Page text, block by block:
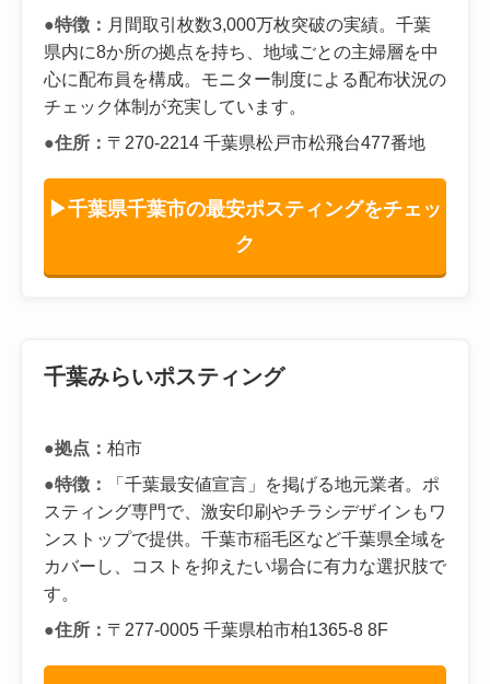
●特徴： 月間取引枚数3,000万枚突破の実績。千葉
県内に8か所の拠点を持ち、地域ごとの主婦層を中
心に配布員を構成。モニター制度による配布状況の
チェック体制が充実しています。
●住所： 〒270-2214 千葉県松戸市松飛台477番地
▶千葉県千葉市の最安ポスティングをチェッ
ク
千葉みらいポスティング
●拠点： 柏市
●特徴：
「千葉最安値宣言」を掲げる地元業者。ポ
スティング専門で、激安印刷やチラシデザインもワ
ンストップで提供。千葉市稲毛区など千葉県全域を
カバーし、コストを抑えたい場合に有力な選択肢で
す。
●住所： 〒277-0005 千葉県柏市柏1365-8 8F